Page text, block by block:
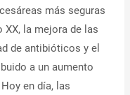
más seguras
la mejora de las
de antibióticos y el
a un aumento
en día, las